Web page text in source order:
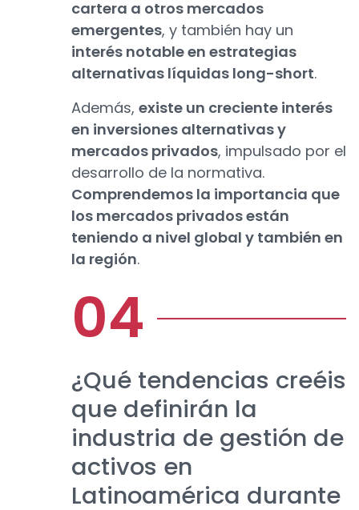
cartera a otros mercados
emergentes, y también hay un
interés notable en estrategias
alternativas líquidas long-short.
Además, existe un creciente interés
en inversiones alternativas y
mercados privados, impulsado por el
desarrollo de la normativa.
Comprendemos la importancia que
los mercados privados están
teniendo a nivel global y también en
la región.
¿Qué tendencias creéis
que definirán la
industria de gestión de
activos en
Latinoamérica durante